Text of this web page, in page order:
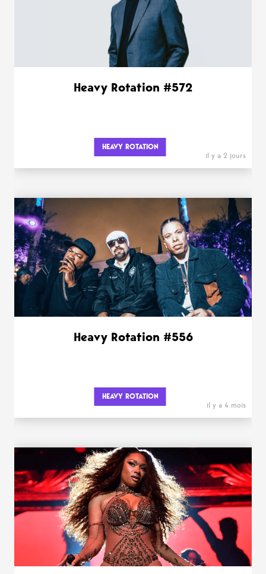
Heavy Rotation #572
HEAVY ROTATION
il y a 2 jours
Heavy Rotation #556
HEAVY ROTATION
il y a 4 mois